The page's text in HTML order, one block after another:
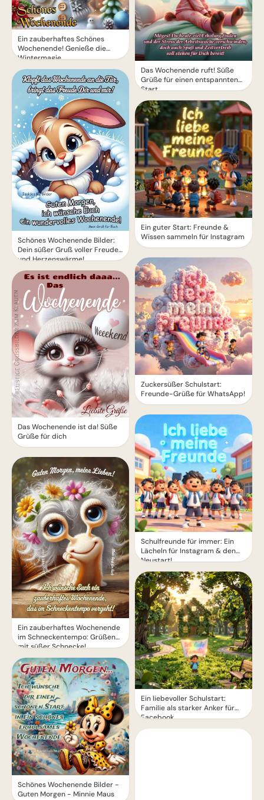
Ein zauberhaftes Schönes
Wochenende! Genieße die
Wintermagie
Schönes Wochenende Bilder:
Dein süßer Gruß voller Freude
und Herzenswärme!
Das Wochenende ist da! Süße
Grüße für dich
Ein zauberhaftes Wochenende
im Schneckentempo: Grüßen
mit süßer Schnecke!
Schönes Wochenende Bilder -
Guten Morgen - Minnie Maus
Das Wochenende ruft! Süße
Grüße für einen entspannten
Start
Ein guter Start: Freunde &
Wissen sammeln für Instagram
Zuckersüßer Schulstart:
Freunde-Grüße für WhatsApp!
Schulfreunde für immer: Ein
Lächeln für Instagram & den
Neustart!
Ein liebevoller Schulstart:
Familie als starker Anker für
Facebook